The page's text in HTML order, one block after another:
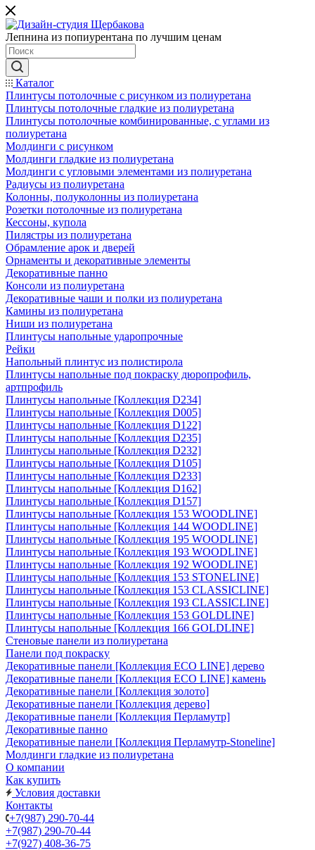
Лепнина из попиурентана по лучшим ценам
Каталог
Плинтусы потолочные с рисунком из полиуретана
Плинтусы потолочные гладкие из полиуретана
Плинтусы потолочные комбинированные, с углами из
полиуретана
Молдинги c рисунком
Молдинги гладкие из полиуретана
Молдинги с угловыми элементами из полиуретана
Радиусы из полиуретана
Колонны, полуколонны из полиуретана
Розетки потолочные из полиуретана
Кессоны, купола
Пилястры из полиуретана
Обрамление арок и дверей
Орнаменты и декоративные элементы
Декоративные панно
Консоли из полиуретана
Декоративные чаши и полки из полиуретана
Камины из полиуретана
Ниши из полиуретана
Плинтусы напольные ударопрочные
Рейки
Напольный плинтус из полистирола
Плинтусы напольные под покраску дюропрофиль,
артпрофиль
Плинтусы напольные [Коллекция D234]
Плинтусы напольные [Коллекция D005]
Плинтусы напольные [Коллекция D122]
Плинтусы напольные [Коллекция D235]
Плинтусы напольные [Коллекция D232]
Плинтусы напольные [Коллекция D105]
Плинтусы напольные [Коллекция D233]
Плинтусы напольные [Коллекция D162]
Плинтусы напольные [Коллекция D157]
Плинтусы напольные [Коллекция 153 WOODLINE]
Плинтусы напольные [Коллекция 144 WOODLINE]
Плинтусы напольные [Коллекция 195 WOODLINE]
Плинтусы напольные [Коллекция 193 WOODLINE]
Плинтусы напольные [Коллекция 192 WOODLINE]
Плинтусы напольные [Коллекция 153 STONELINE]
Плинтусы напольные [Коллекция 153 CLASSICLINE]
Плинтусы напольные [Коллекция 193 CLASSICLINE]
Плинтусы напольные [Коллекция 153 GOLDLINE]
Плинтусы напольные [Коллекция 166 GOLDLINE]
Стеновые панели из полиуретана
Панели под покраску
Декоративные панели [Коллекция ECO LINE] дерево
Декоративные панели [Коллекция ECO LINE] камень
Декоративные панели [Коллекция золото]
Декоративные панели [Коллекция дерево]
Декоративные панели [Коллекция Перламутр]
Декоративные панно
Декоративные панели [Коллекция Перламутр-Stoneline]
Молдинги гладкие из полиуретана
О компании
Как купить
Условия доставки
Контакты
+7(987) 290-70-44
+7(987) 290-70-44
+7(927) 408-36-75